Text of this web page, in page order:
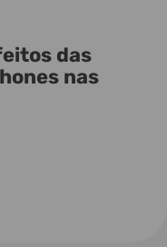
das
nas